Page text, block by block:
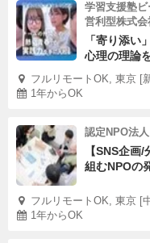
学習支援塾
営利型株式会
「寄り添い
心理の理論
フルリモートOK, 東京 [
1年からOK
認定NPO法
【SNS企画
組むNPOの
フルリモートOK, 東京 [
1年からOK